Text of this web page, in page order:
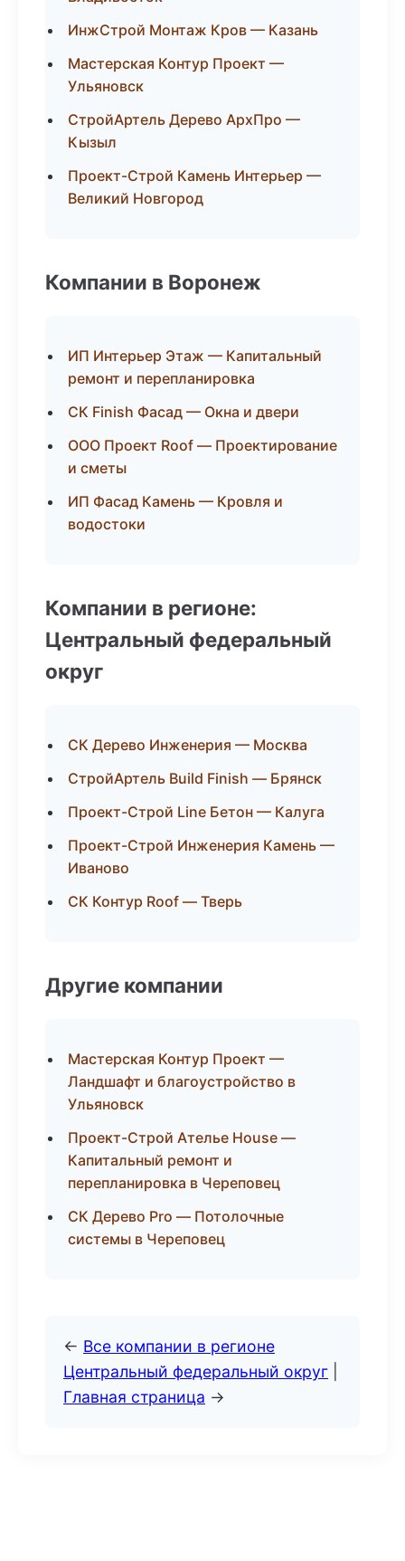
ИнжСтрой Монтаж Кров — Казань
Мастерская Контур Проект —
Ульяновск
СтройАртель Дерево АрхПро —
Кызыл
Проект-Строй Камень Интерьер —
Великий Новгород
Компании в Воронеж
ИП Интерьер Этаж — Капитальный
ремонт и перепланировка
СК Finish Фасад — Окна и двери
ООО Проект Roof — Проектирование
и сметы
ИП Фасад Камень — Кровля и
водостоки
Компании в регионе:
Центральный федеральный
округ
СК Дерево Инженерия — Москва
СтройАртель Build Finish — Брянск
Проект-Строй Line Бетон — Калуга
Проект-Строй Инженерия Камень —
Иваново
СК Контур Roof — Тверь
Другие компании
Мастерская Контур Проект —
Ландшафт и благоустройство в
Ульяновск
Проект-Строй Ателье House —
Капитальный ремонт и
перепланировка в Череповец
СК Дерево Pro — Потолочные
системы в Череповец
← Все компании в регионе
Центральный федеральный округ
Главная страница →